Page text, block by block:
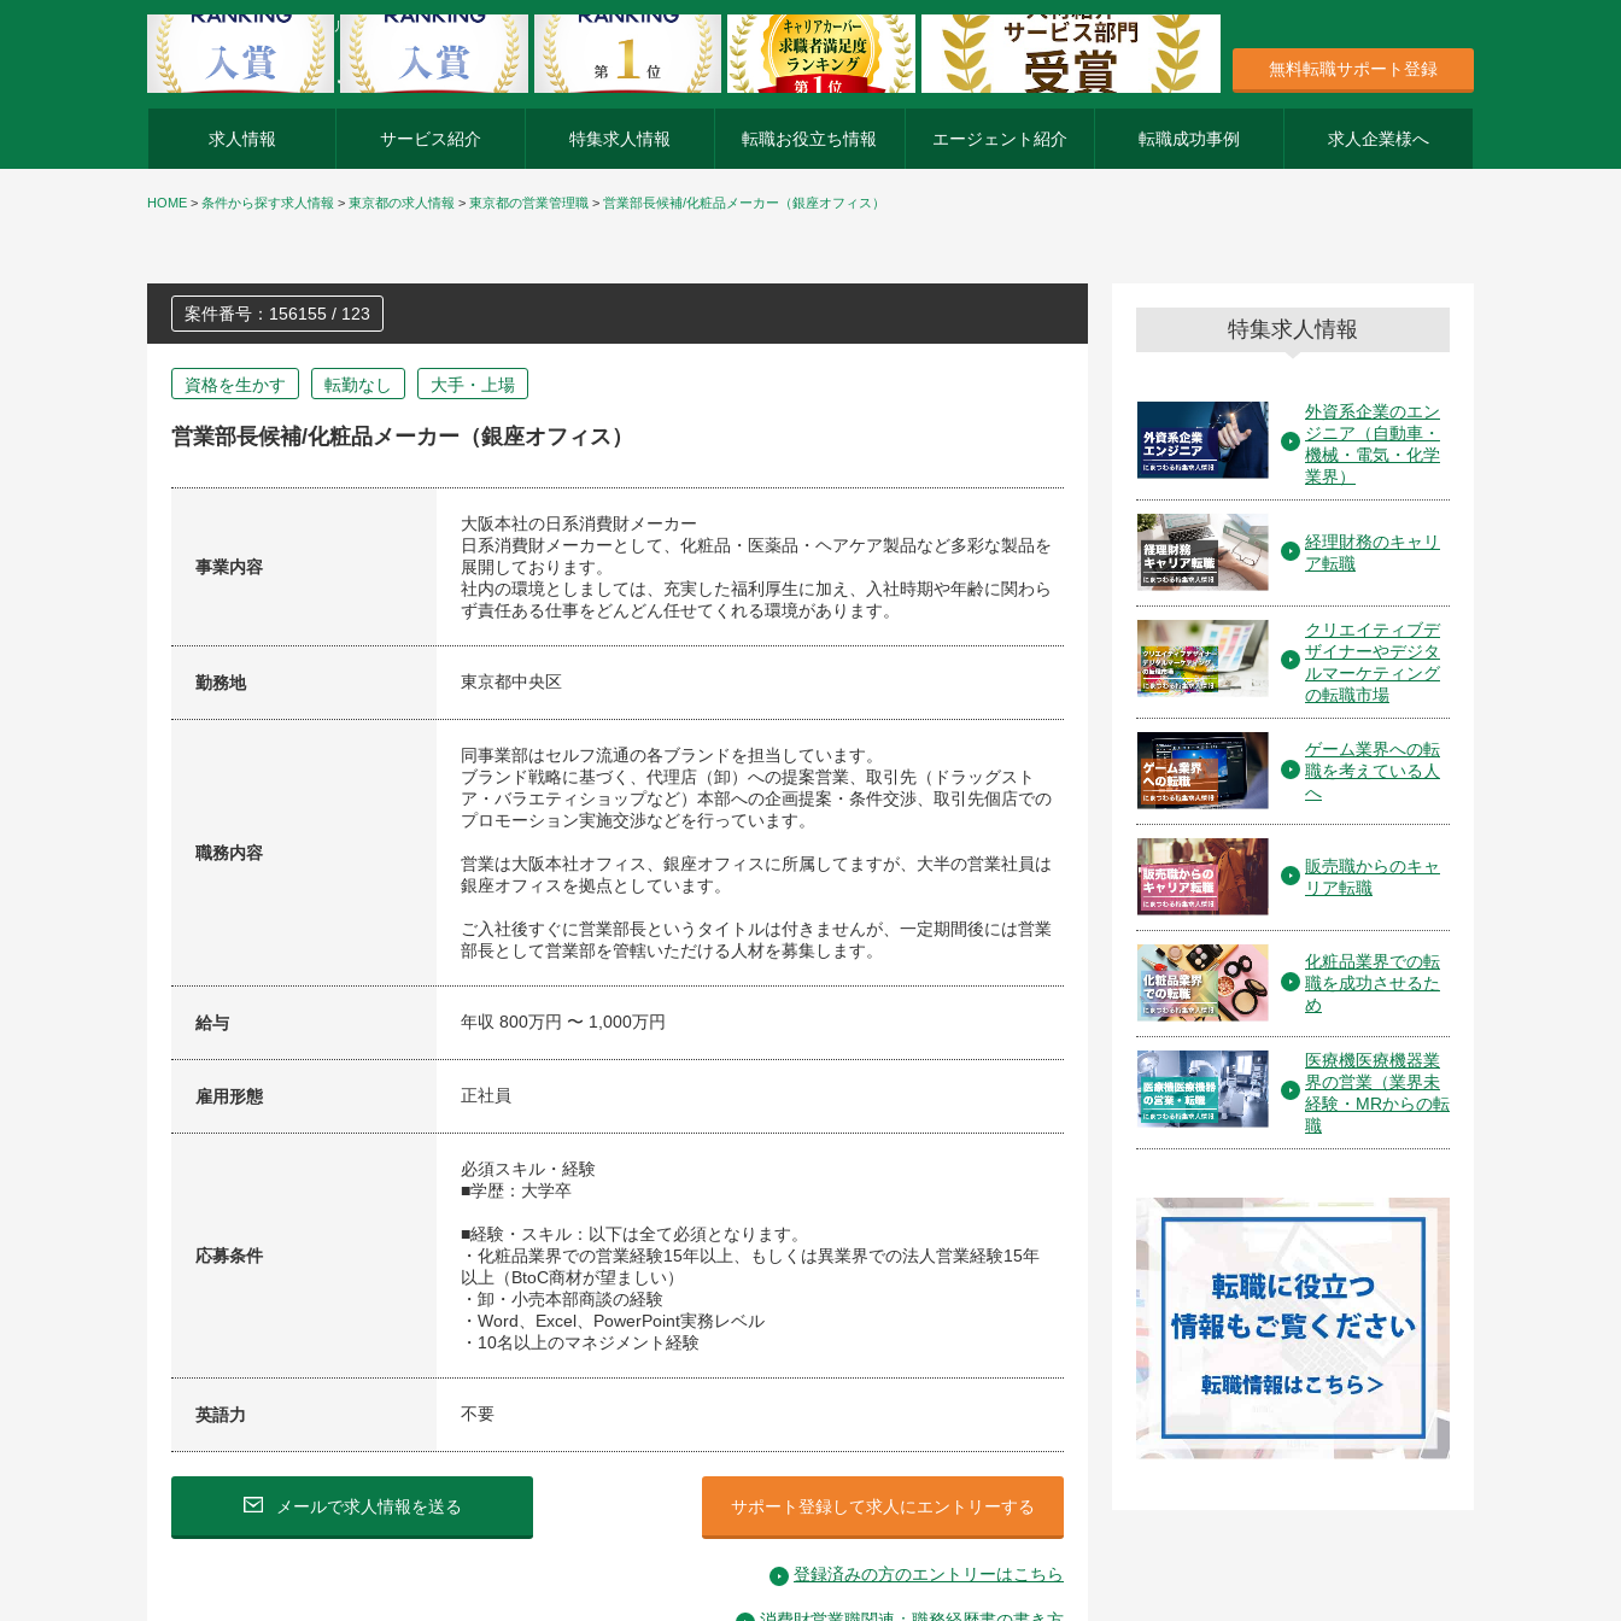
外資系企業の転職・キャリア転職ならアージスジャパン
無料転職サポート登録
求人情報 サービス紹介 特集求人情報 転職お役立ち情報 エージェント紹介 転職成功事例 求人企業様へ
HOME > 条件から探す求人情報 > 東京都の求人情報 > 東京都の営業管理職 > 営業部長候補/化粧品メーカー（銀座オフィス）
案件番号：156155 / 123
資格を生かす 転勤なし 大手・上場
営業部長候補/化粧品メーカー（銀座オフィス）
事業内容
大阪本社の日系消費財メーカー
日系消費財メーカーとして、化粧品・医薬品・ヘアケア製品など多彩な製品を
展開しております。
社内の環境としましては、充実した福利厚生に加え、入社時期や年齢に関わら
ず責任ある仕事をどんどん任せてくれる環境があります。
勤務地 東京都中央区
職務内容
同事業部はセルフ流通の各ブランドを担当しています。
ブランド戦略に基づく、代理店（卸）への提案営業、取引先（ドラッグスト
ア・バラエティショップなど）本部への企画提案・条件交渉、取引先個店での
プロモーション実施交渉などを行っています。
営業は大阪本社オフィス、銀座オフィスに所属してますが、大半の営業社員は
銀座オフィスを拠点としています。
ご入社後すぐに営業部長というタイトルは付きませんが、一定期間後には営業
部長として営業部を管轄いただける人材を募集します。
給与 年収 800万円 〜 1,000万円
雇用形態 正社員
応募条件
必須スキル・経験
■学歴：大学卒
■経験・スキル：以下は全て必須となります。
・化粧品業界での営業経験15年以上、もしくは異業界での法人営業経験15年
以上（BtoC商材が望ましい）
・卸・小売本部商談の経験
・Word、Excel、PowerPoint実務レベル
・10名以上のマネジメント経験
英語力 不要
メールで求人情報を送る サポート登録して求人にエントリーする
登録済みの方のエントリーはこちら
特集求人情報
外資系企業のエン
ジニア（自動車・
機械・電気・化学
業界）
経理財務のキャリ
ア転職
クリエイティブデ
ザイナーやデジタ
ルマーケティング
の転職市場
ゲーム業界への転
職を考えている人
へ
販売職からのキャ
リア転職
化粧品業界での転
職を成功させるた
め
医療機医療機器業
界の営業（業界未
経験・MRからの転
職